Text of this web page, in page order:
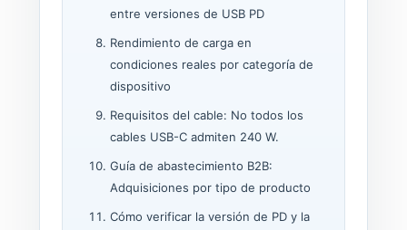
entre versiones de USB PD
Rendimiento de carga en
condiciones reales por categoría de
dispositivo
Requisitos del cable: No todos los
cables USB-C admiten 240 W.
Guía de abastecimiento B2B:
Adquisiciones por tipo de producto
Cómo verificar la versión de PD y la